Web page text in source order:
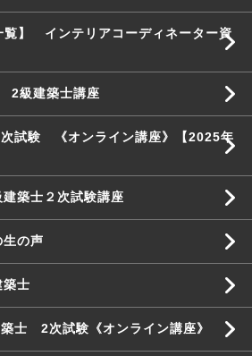
】 インテリアコーディネーター資
2級建築士講座
試験 《オンライン講座》【2025年
築士２次試験講座
の声
築士
士 2次試験《オンライン講座》